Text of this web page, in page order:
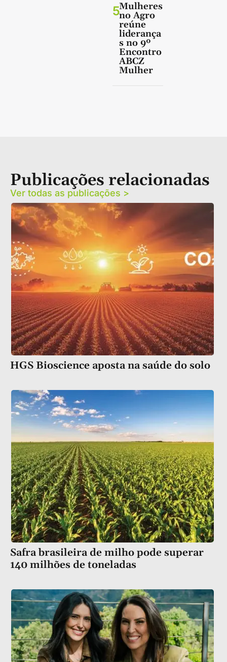
5Mulheres
no Agro
reúne
liderança
s no 9º
Encontro
ABCZ
Mulher
Publicações relacionadas
Ver todas as publicações >
HGS Bioscience aposta na saúde do solo
Safra brasileira de milho pode superar
140 milhões de toneladas